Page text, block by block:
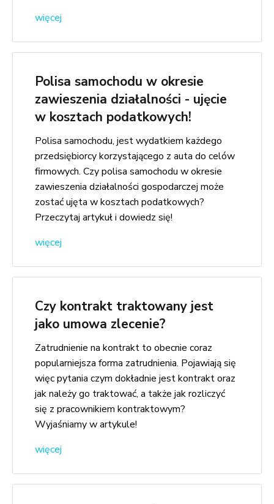
więcej
Polisa samochodu w okresie
zawieszenia działalności - ujęcie
w kosztach podatkowych!
Polisa samochodu, jest wydatkiem każdego
przedsiębiorcy korzystającego z auta do celów
firmowych. Czy polisa samochodu w okresie
zawieszenia działalności gospodarczej może
zostać ujęta w kosztach podatkowych?
Przeczytaj artykuł i dowiedz się!
więcej
Czy kontrakt traktowany jest
jako umowa zlecenie?
Zatrudnienie na kontrakt to obecnie coraz
popularniejsza forma zatrudnienia. Pojawiają się
więc pytania czym dokładnie jest kontrakt oraz
jak należy go traktować, a także jak rozliczyć
się z pracownikiem kontraktowym?
Wyjaśniamy w artykule!
więcej